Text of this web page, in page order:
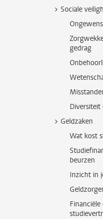
Sociale
gedrag
Diversiteit
Geldzaken
Wat kost
beurzen
Inzicht in